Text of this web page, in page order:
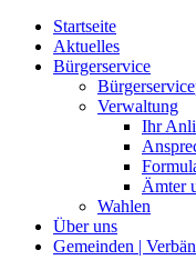
Startseite
Aktuelles
Bürgerservice
Verwaltung
Ihr
Ämter
Wahlen
Über uns
Gemeinden |